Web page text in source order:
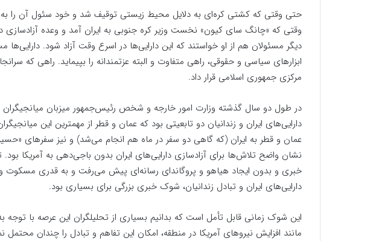
حتی وقتی که کشتی کره‌ای به دلایل محیط زیستی توقیف شد و خود سئول آن را به
وقتی که «چانگ سای کیون» نخست وزیر کره جنوبی به ایران آمد و وعده آزادسازی
دیگر مسئولان هم از او خواستند که این دارایی‌ها در اسرع وقت آزاد شود.
ابزارهای سیاسی و حقوقی، راهی متفاوت و البته عزتمندانه را بپیماید. راهی که
مرکزی جمهوری اسلامی قرار داد.
در طول دو سال گذشته وزارت امور خارجه و شخص رئیس‌جمهور میزبان میانجیگران
دارایی‌های ایران و زندانیان دو تابعیتی بود که عمان و قطر از مهمترین این
عمان و قطر به ایران (که گاهی دو سفر در ماه هم انجام می‌شد) و نیز سفرهای
نشان واضح تلاش‌ها برای آزادسازی دارایی‌های ایران بدون باجی‌دهی به آمریکا
خبری و بدون ایجاد هیاهو و پروگاندای رسانه‌ای پیش می‌رفت و به قدری مسکوت و
دارایی‌های ایران و تبادل زندانیان، شوک خبری بزرگی برای بسیاری بود.
این شوک زمانی قابل تأمل است که بدانیم بسیاری از تحلیلگران این عرصه با
مانند افزایش نیروهای آمریکا در منطقه، امکان این تفاهم و تبادل را چندان محتمل